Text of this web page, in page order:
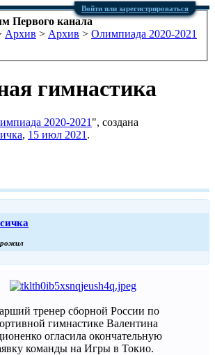
Войти или зарегистрироваться
Первого канала
Архив > Архив > Олимпиада 2020-2021
гимнастика
2020-2021", создана
, 15 июл 2021.
тренер сборной России по
гимнастике Валентина
огласила окончательную
команды на Игры в Токио.